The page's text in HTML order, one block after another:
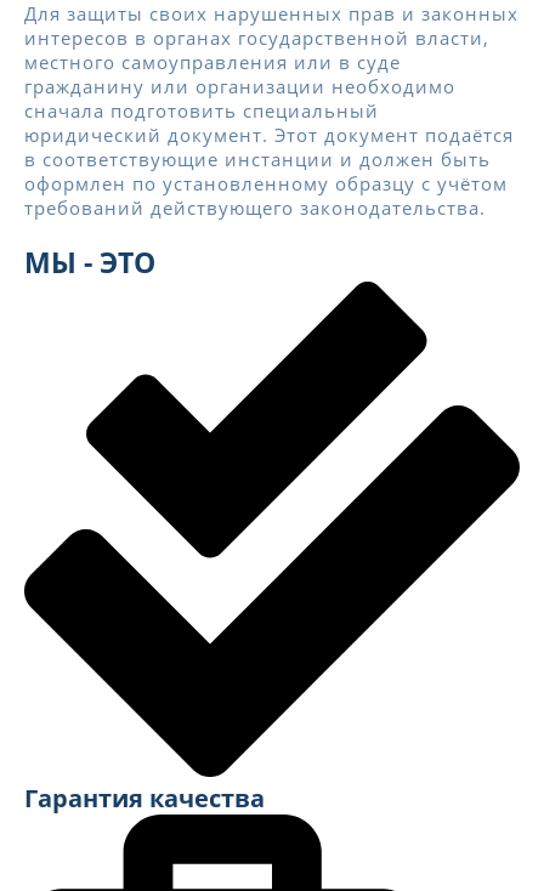
Для защиты своих нарушенных прав и законных
интересов в органах государственной власти,
местного самоуправления или в суде
гражданину или организации необходимо
сначала подготовить специальный
юридический документ. Этот документ подаётся
в соответствующие инстанции и должен быть
оформлен по установленному образцу с учётом
требований действующего законодательства.
МЫ - ЭТО
Гарантия качества